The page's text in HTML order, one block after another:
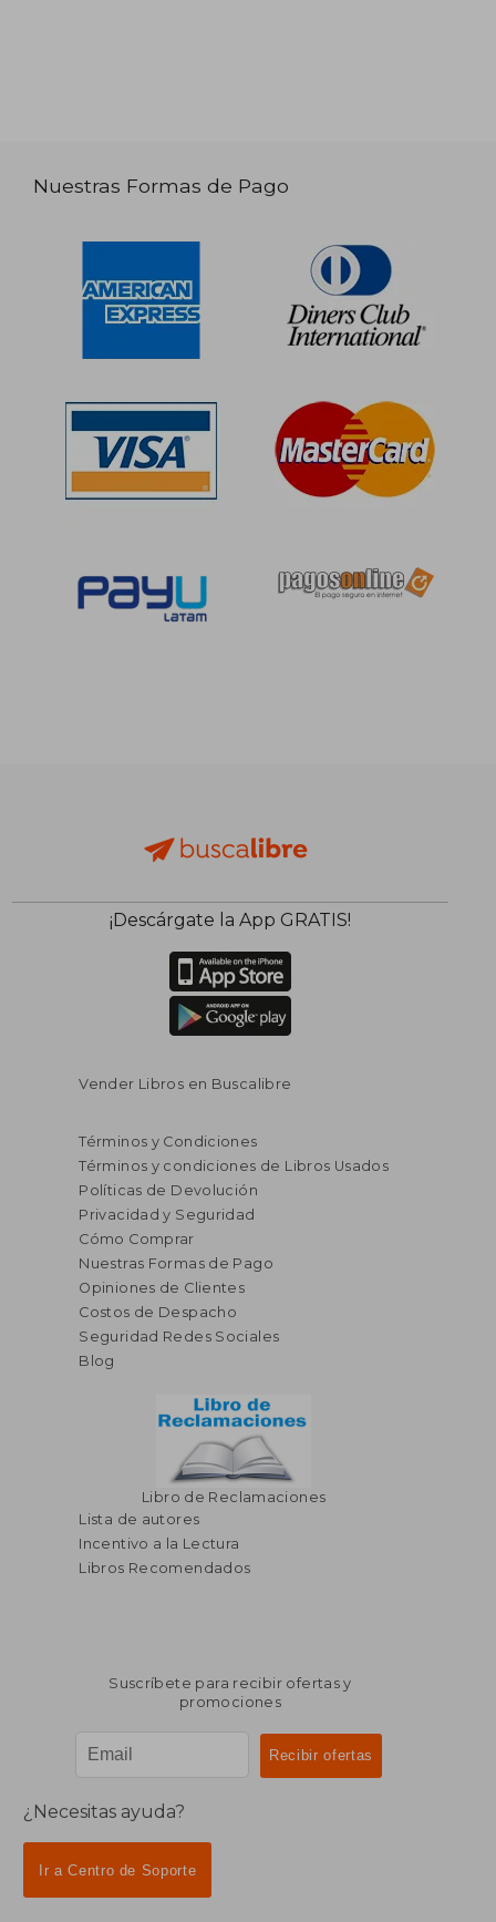
Nuestras Formas de Pago
¡Descárgate la App GRATIS!
Vender Libros en Buscalibre
Términos y Condiciones
Términos y condiciones de Libros Usados
Políticas de Devolución
Privacidad y Seguridad
Cómo Comprar
Nuestras Formas de Pago
Opiniones de Clientes
Costos de Despacho
Seguridad Redes Sociales
Blog
Libro de Reclamaciones
Lista de autores
Incentivo a la Lectura
Libros Recomendados
Suscríbete para recibir ofertas y
promociones
¿Necesitas ayuda?
Ir a Centro de Soporte